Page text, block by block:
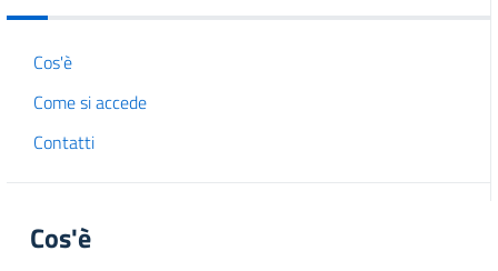
Cos'è
Come si accede
Contatti
Cos'è